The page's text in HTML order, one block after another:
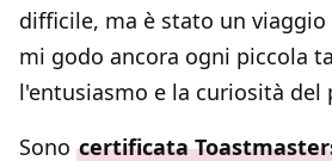
difficile, ma è stato un
mi godo ancora ogni piccola
l'entusiasmo e la curiosità del
Sono certificata